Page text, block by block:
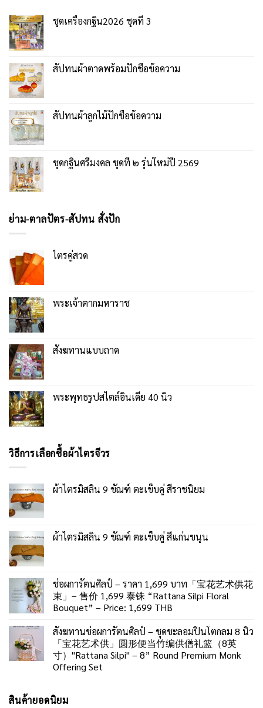
ชุดเครื่องกฐิน2026 ชุดที่ 3
สัปทนผ้าตาดพร้อมปักชื่อข้อความ
สัปทนผ้าลูกไม้ปักชื่อข้อความ
ชุดกฐินศรีมงคล ชุดที่ ๒ รุ่นใหม่ปี 2569
ย่าม-ตาลปัตร-สัปทน สั่งปัก
ไตรคู่สวด
พระเจ้าตากมหาราช
สังฆทานแบบถาด
พระพุทธรูปสไตล์อินเดีย 40 นิ้ว
วิธีการเลือกซื้อผ้าไตรจีวร
ผ้าไตรมิสลิน 9 ขัณฑ์ ตะเข็บคู่ สีราชนิยม
ผ้าไตรมิสลิน 9 ขัณฑ์ ตะเข็บคู่ สีแก่นขนุน
ช่อผการัตนศิลป์ – ราคา 1,699 บาท「宝花艺术供花
束」– 售价 1,699 泰铢 “Rattana Silpi Floral
Bouquet” – Price: 1,699 THB
สังฆทานช่อผการัตนศิลป์ – ชุดชะลอมปิ่นโตกลม 8 นิ้ว
「宝花艺术供」圆形便当竹编供僧礼篮（8英
寸）"Rattana Silpi" – 8” Round Premium Monk
Offering Set
สินค้ายอดนิยม